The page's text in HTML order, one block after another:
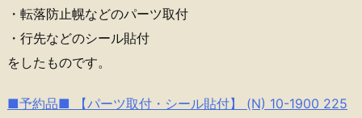
・転落防止幌などのパーツ取付
・行先などのシール貼付
をしたものです。
■予約品■ 【パーツ取付・シール貼付】 (N) 10-1900 225